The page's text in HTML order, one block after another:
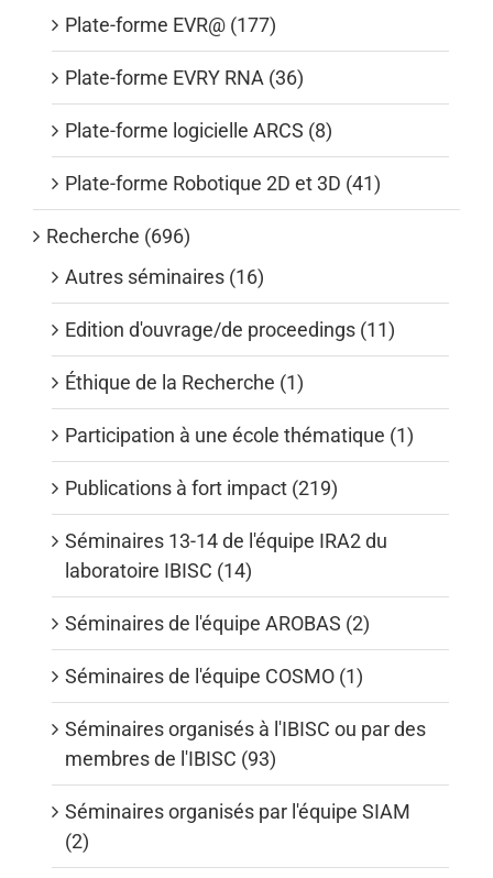
Plate-forme EVR@ (177)
Plate-forme EVRY RNA (36)
Plate-forme logicielle ARCS (8)
Plate-forme Robotique 2D et 3D (41)
Recherche (696)
Autres séminaires (16)
Edition d'ouvrage/de proceedings (11)
Éthique de la Recherche (1)
Participation à une école thématique (1)
Publications à fort impact (219)
Séminaires 13-14 de l'équipe IRA2 du
laboratoire IBISC (14)
Séminaires de l'équipe AROBAS (2)
Séminaires de l'équipe COSMO (1)
Séminaires organisés à l'IBISC ou par des
membres de l'IBISC (93)
Séminaires organisés par l'équipe SIAM
(2)